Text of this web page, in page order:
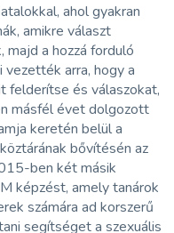
ahol gyakran
amikre választ
a hozzá forduló
arra, hogy a
felderítse és válaszokat,
másfél évet dolgozott
keretén belül a
bővítésén az
ben két másik
képzést, amely tanárok
számára ad korszerű
segítséget a szexuális